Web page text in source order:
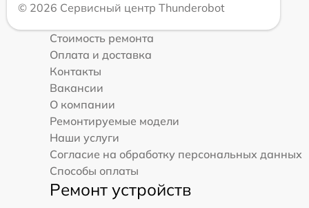
© 2026 Сервисный центр Thunderobot
Стоимость ремонта
Оплата и доставка
Контакты
Вакансии
О компании
Ремонтируемые модели
Наши услуги
Согласие на обработку персональных данных
Способы оплаты
Ремонт устройств